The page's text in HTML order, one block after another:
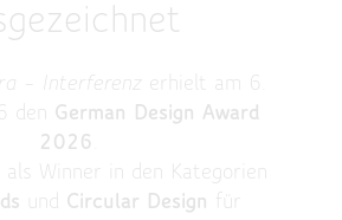
– Interferenz
erhielt am 6.
den German Design Award
2026
Winner in den Kategorien
und Circular Design für